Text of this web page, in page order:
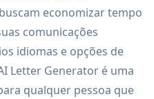
economizar tempo
comunicações
idiomas e opções de
Letter Generator é uma
qualquer pessoa que